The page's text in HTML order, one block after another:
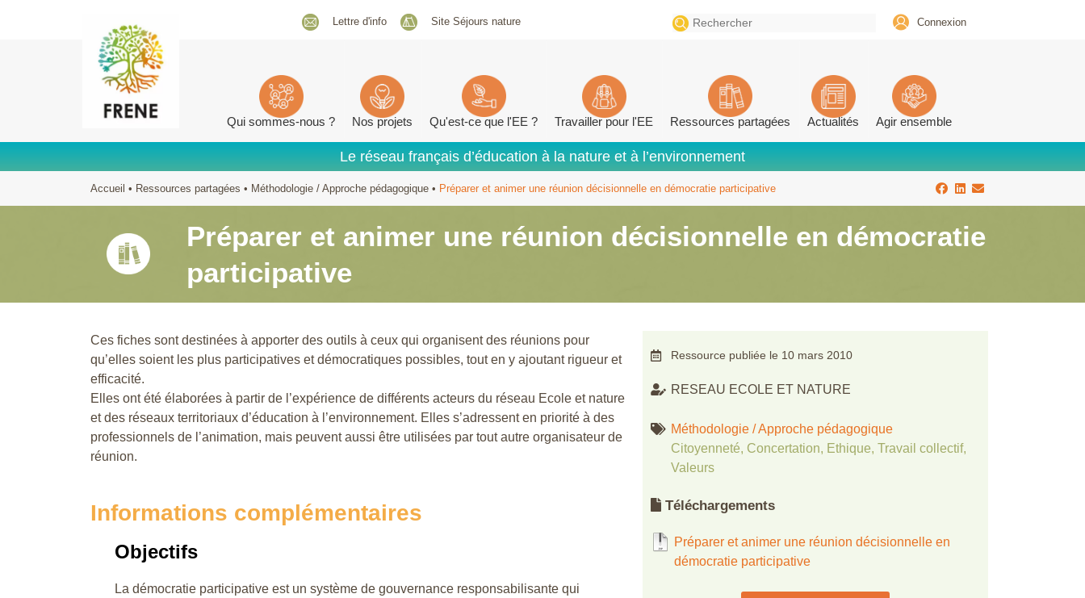
Lettre d'info Site Séjours nature
Search
for:
Connexion
Qui sommes-nous ? Nos projets Qu'est-ce que l'EE ? Travailler pour l'EE Ressources partagées Actualités Agir ensemble
Le réseau français d’éducation à la nature et à l’environnement
Accueil • Ressources partagées • Méthodologie / Approche pédagogique • Préparer et animer une réunion décisionnelle en démocratie participative
Préparer et animer une réunion décisionnelle en démocratie
participative
Ces fiches sont destinées à apporter des outils à ceux qui organisent des réunions pour
qu’elles soient les plus participatives et démocratiques possibles, tout en y ajoutant rigueur et
efficacité.
Elles ont été élaborées à partir de l’expérience de différents acteurs du réseau Ecole et nature
et des réseaux territoriaux d’éducation à l’environnement. Elles s’adressent en priorité à des
professionnels de l’animation, mais peuvent aussi être utilisées par tout autre organisateur de
réunion.
Informations complémentaires
Objectifs
La démocratie participative est un système de gouvernance responsabilisante qui
Ressource publiée le 10 mars 2010
RESEAU ECOLE ET NATURE
Méthodologie / Approche pédagogique
Citoyenneté, Concertation, Ethique, Travail collectif,
Valeurs
Téléchargements
Préparer et animer une réunion décisionnelle en
démocratie participative